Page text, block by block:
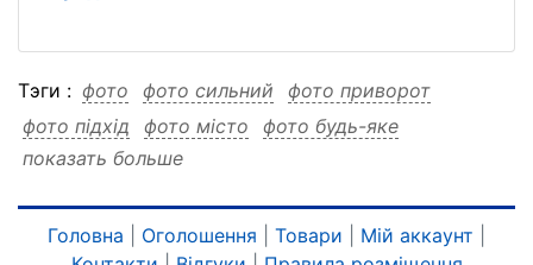
Тэги : фото фото сильний
фото приворот
фото підхід
фото місто
фото будь-яке
фото Індивідуальний
фото Індивідуальний приворот
показать больше
Головна Оголошення Товари Мій аккаунт